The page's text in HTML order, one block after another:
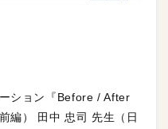
ション『Before / After
編） 田中 忠司 先生（日